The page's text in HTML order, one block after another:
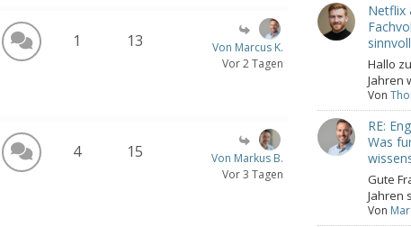
1 13
Von Marcus K.
Vor 2 Tagen
4 15
Von Markus B.
Vor 3 Tagen
Netflix
Hallo
Jahren
Von
RE:
Was
Gute
Jahren
Von